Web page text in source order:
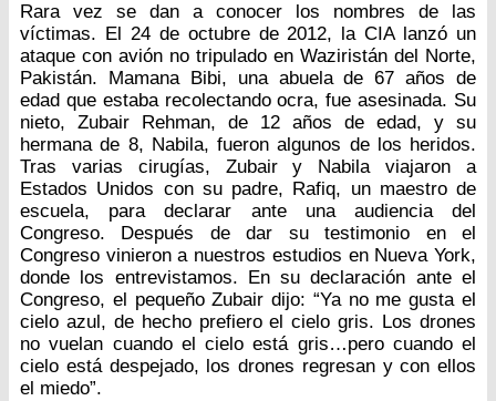
Rara vez se dan a conocer los nombres de las
víctimas. El 24 de octubre de 2012, la CIA lanzó un
ataque con avión no tripulado en Waziristán del Norte,
Pakistán. Mamana Bibi, una abuela de 67 años de
edad que estaba recolectando ocra, fue asesinada. Su
nieto, Zubair Rehman, de 12 años de edad, y su
hermana de 8, Nabila, fueron algunos de los heridos.
Tras varias cirugías, Zubair y Nabila viajaron a
Estados Unidos con su padre, Rafiq, un maestro de
escuela, para declarar ante una audiencia del
Congreso. Después de dar su testimonio en el
Congreso vinieron a nuestros estudios en Nueva York,
donde los entrevistamos. En su declaración ante el
Congreso, el pequeño Zubair dijo: “Ya no me gusta el
cielo azul, de hecho prefiero el cielo gris. Los drones
no vuelan cuando el cielo está gris…pero cuando el
cielo está despejado, los drones regresan y con ellos
el miedo”.